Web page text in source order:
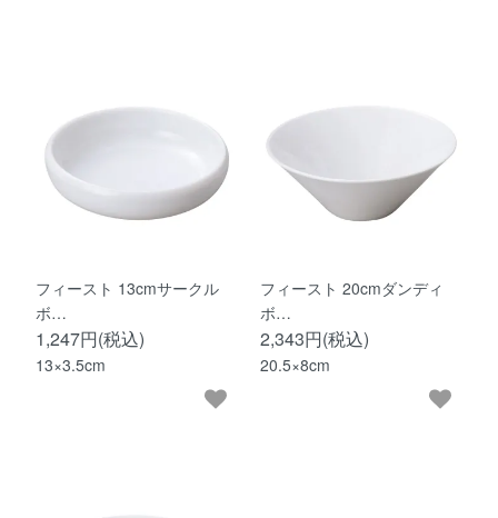
フィースト 13cmサークル
ボ…
1,247円(税込)
13×3.5cm
フィースト 20cmダンディ
ボ…
2,343円(税込)
20.5×8cm